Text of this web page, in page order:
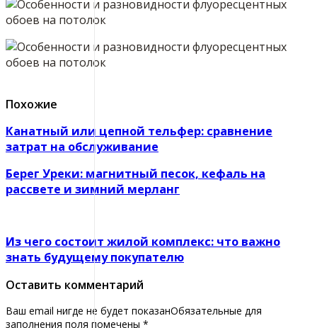
Похожие
Канатный или цепной тельфер: сравнение
затрат на обслуживание
Берег Уреки: магнитный песок, кефаль на
рассвете и зимний мерланг
Из чего состоит жилой комплекс: что важно
знать будущему покупателю
Оставить комментарий
Ваш email нигде не будет показанОбязательные для
заполнения поля помечены *